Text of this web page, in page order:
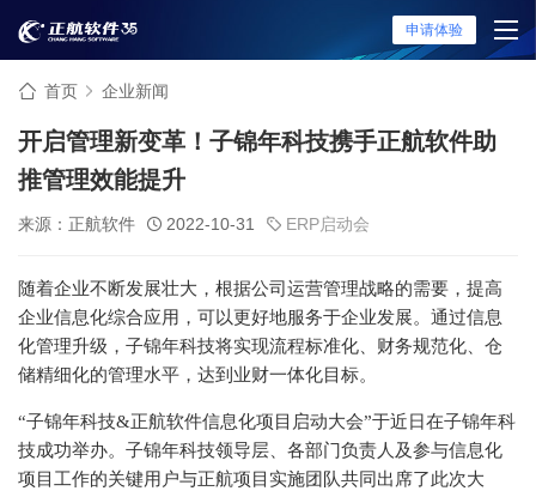
申请体验
首页 企业新闻
开启管理新变革！子锦年科技携手正航软件助
推管理效能提升
来源：正航软件 2022-10-31 ERP启动会
随着企业不断发展壮大，根据公司运营管理战略的需要，提高
企业信息化综合应用，可以更好地服务于企业发展。通过信息
化管理升级，子锦年科技将实现流程标准化、财务规范化、仓
储精细化的管理水平，达到业财一体化目标。
“子锦年科技&正航软件信息化项目启动大会”于近日在子锦年科
技成功举办。子锦年科技领导层、各部门负责人及参与信息化
项目工作的关键用户与正航项目实施团队共同出席了此次大